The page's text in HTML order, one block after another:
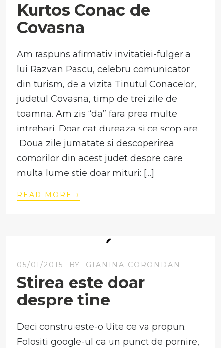
Kurtos Conac de
Covasna
Am raspuns afirmativ invitatiei-fulger a
lui Razvan Pascu, celebru comunicator
din turism, de a vizita Tinutul Conacelor,
judetul Covasna, timp de trei zile de
toamna. Am zis “da” fara prea multe
intrebari. Doar cat dureaza si ce scop are.
Doua zile jumatate si descoperirea
comorilor din acest judet despre care
multa lume stie doar mituri: […]
READ MORE ›
05/01/2015 BY GIANINA CORONDAN
Stirea este doar
despre tine
Deci construieste-o Uite ce va propun.
Folositi google-ul ca un punct de pornire,